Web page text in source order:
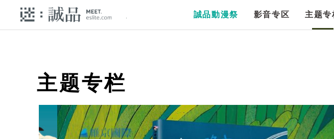
誠品動漫祭 影音专区 主题专
主题专栏